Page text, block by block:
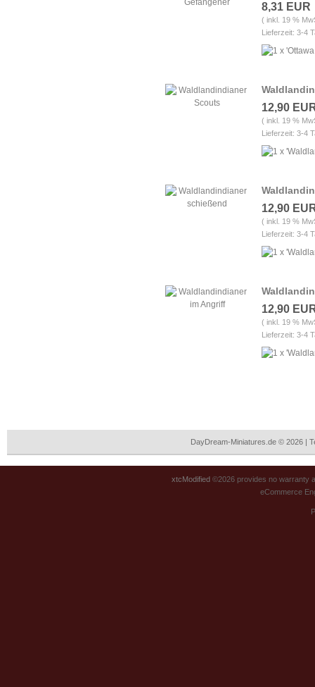
8,31 EUR
( inkl. 19 %
Lieferzeit: 3-4
12,90
( inkl. 19 %
Lieferzeit: 3-4
12,90
( inkl. 19 %
Lieferzeit: 3-4
12,90
( inkl. 19 %
Lieferzeit: 3-4
DayDream-Miniatures.de © 2026 |
xtcModified ©2026 provides no warranty
eCommerce